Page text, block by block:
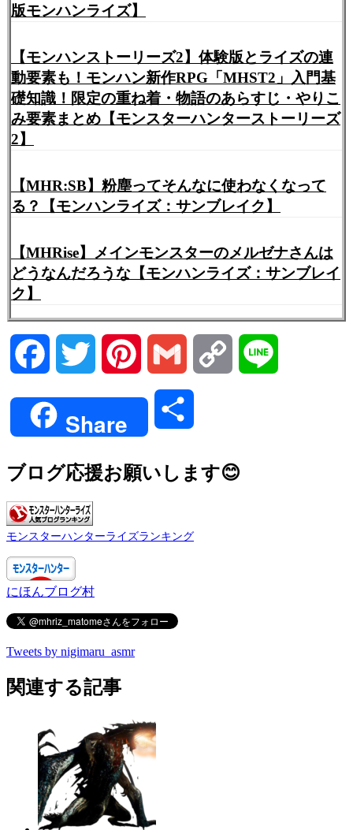
版モンハンライズ】
【モンハンストーリーズ2】体験版とライズの連
動要素も！モンハン新作RPG「MHST2」入門基
礎知識！限定の重ね着・物語のあらすじ・やりこ
み要素まとめ【モンスターハンターストーリーズ
2】
【MHR:SB】粉塵ってそんなに使わなくなって
る？【モンハンライズ：サンブレイク】
【MHRise】メインモンスターのメルゼナさんは
どうなんだろうな【モンハンライズ：サンブレイ
ク】
Facebook Twitter Pinterest Gmail Copy
Share
ブログ応援お願いします😊
モンスターハンターライズランキング
にほんブログ村
Tweets by nigimaru_asmr
関連する記事